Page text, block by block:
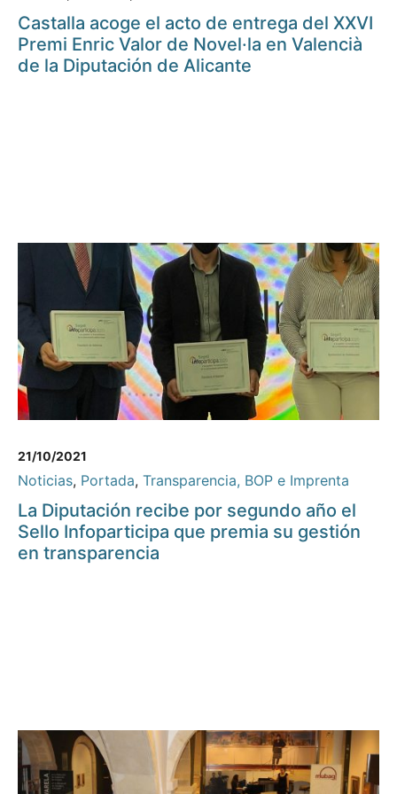
Castalla acoge el acto de entrega del XXVI
Premi Enric Valor de Novel·la en Valencià
de la Diputación de Alicante
21/10/2021
Noticias, Portada, Transparencia, BOP e Imprenta
La Diputación recibe por segundo año el
Sello Infoparticipa que premia su gestión
en transparencia